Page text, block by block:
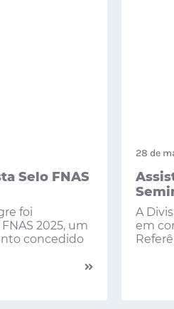
Selo FNAS
foi
2025, um
concedido
28 de
A
em